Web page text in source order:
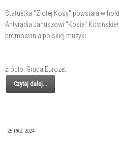
Statuetka "Złotej Kosy" powstała w
Antyradia Januszowi "Kosie"
promowania polskiej muzyki.
źródło: Grupa Eurozet
Czytaj dalej...
25 PAŹ 2024